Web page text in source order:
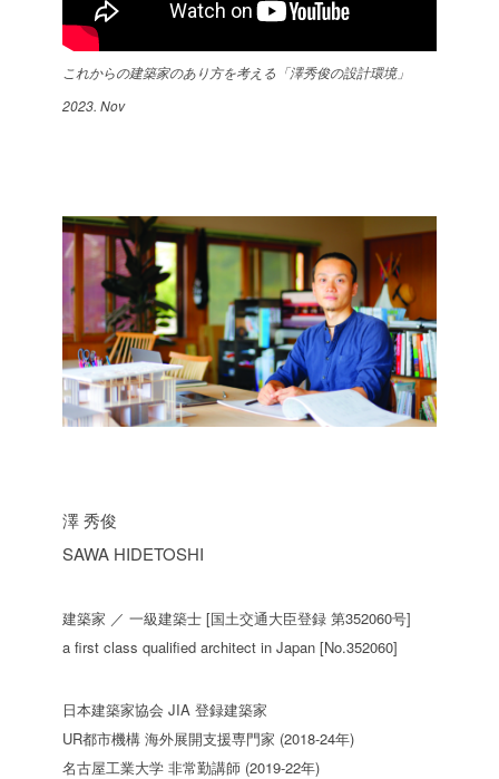
これからの建築家のあり方を考える「澤秀俊の設計環境」
2023. Nov
澤 秀俊
SAWA HIDETOSHI
建築家 ／ 一級建築士 [国土交通大臣登録 第352060号]
a first class qualified architect in Japan [No.352060]
日本建築家協会 JIA 登録建築家
UR都市機構 海外展開支援専門家 (2018-24年)
名古屋工業大学 非常勤講師 (2019-22年)